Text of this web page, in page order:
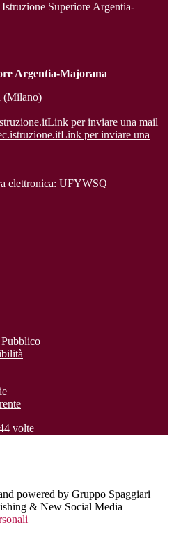
Superiore Argentia-
Argentia-Majorana
(Milano)
Link per inviare una mail
Link per inviare una
elettronica: UFYWSQ
volte
powered by Gruppo Spaggiari
& New Social Media